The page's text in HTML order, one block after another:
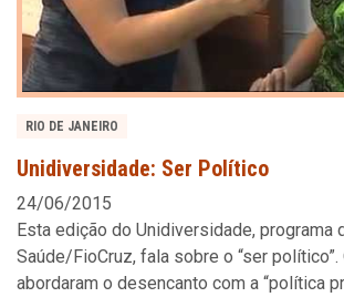
RIO DE JANEIRO
Unidiversidade: Ser Político
24/06/2015
Esta edição do Unidiversidade, programa
Saúde/FioCruz, fala sobre o “ser
abordaram o desencanto com a “política